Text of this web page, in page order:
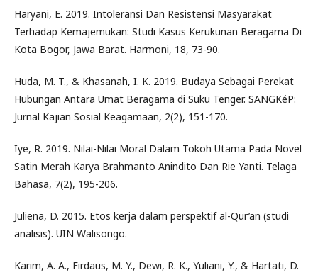
Haryani, E. 2019. Intoleransi Dan Resistensi Masyarakat
Terhadap Kemajemukan: Studi Kasus Kerukunan Beragama Di
Kota Bogor, Jawa Barat. Harmoni, 18, 73-90.
Huda, M. T., & Khasanah, I. K. 2019. Budaya Sebagai Perekat
Hubungan Antara Umat Beragama di Suku Tenger. SANGKéP:
Jurnal Kajian Sosial Keagamaan, 2(2), 151-170.
Iye, R. 2019. Nilai-Nilai Moral Dalam Tokoh Utama Pada Novel
Satin Merah Karya Brahmanto Anindito Dan Rie Yanti. Telaga
Bahasa, 7(2), 195-206.
Juliena, D. 2015. Etos kerja dalam perspektif al-Qur’an (studi
analisis). UIN Walisongo.
Karim, A. A., Firdaus, M. Y., Dewi, R. K., Yuliani, Y., & Hartati, D.